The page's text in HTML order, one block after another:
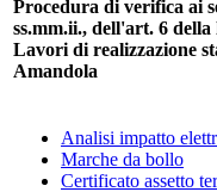
Procedura di verifica ai
ss.mm.ii., dell'art. 6 della
Lavori di realizzazione
Amandola
Analisi impatto
Marche da bollo
Certificato assetto